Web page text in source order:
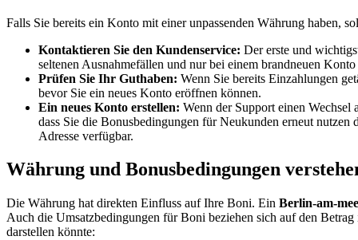
Falls Sie bereits ein Konto mit einer unpassenden Währung haben,
Kontaktieren Sie den Kundenservice: Der erste und
seltenen Ausnahmefällen und nur bei einem brandneuen
Prüfen Sie Ihr Guthaben: Wenn Sie bereits Einzahlungen
bevor Sie ein neues Konto eröffnen können.
Ein neues Konto erstellen: Wenn der Support einen
dass Sie die Bonusbedingungen für Neukunden erneut
Adresse verfügbar.
Währung und Bonusbedingungen
Die Währung hat direkten Einfluss auf Ihre Boni. Ein Berlin-am-
Auch die Umsatzbedingungen für Boni beziehen sich auf den
darstellen könnte: